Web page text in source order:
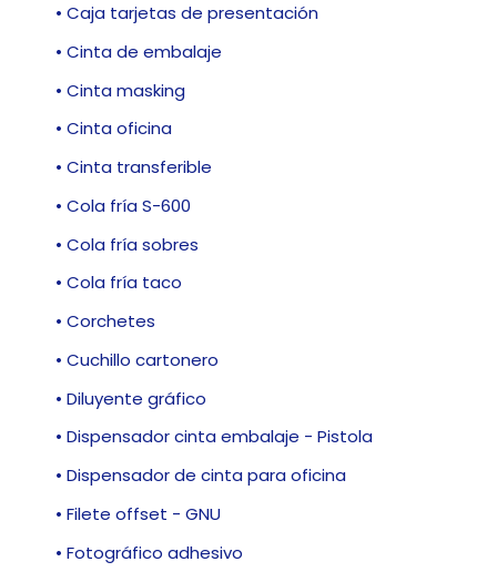
• Caja tarjetas de presentación
• Cinta de embalaje
• Cinta masking
• Cinta oficina
• Cinta transferible
• Cola fría S-600
• Cola fría sobres
• Cola fría taco
• Corchetes
• Cuchillo cartonero
• Diluyente gráfico
• Dispensador cinta embalaje - Pistola
• Dispensador de cinta para oficina
• Filete offset - GNU
• Fotográfico adhesivo